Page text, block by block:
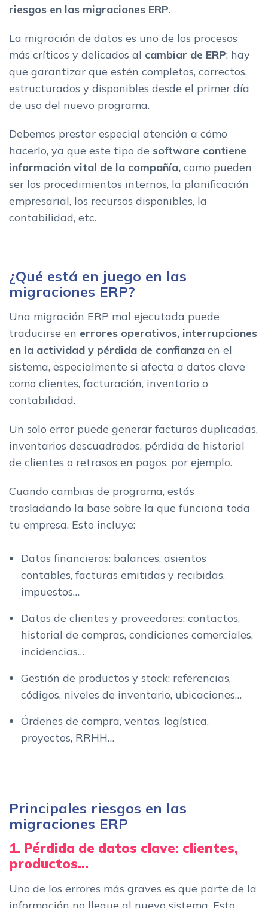
riesgos en las migraciones ERP.
La migración de datos es uno de los procesos
más críticos y delicados al cambiar de ERP; hay
que garantizar que estén completos, correctos,
estructurados y disponibles desde el primer día
de uso del nuevo programa.
Debemos prestar especial atención a cómo
hacerlo, ya que este tipo de software contiene
información vital de la compañía, como pueden
ser los procedimientos internos, la planificación
empresarial, los recursos disponibles, la
contabilidad, etc.
¿Qué está en juego en las
migraciones ERP?
Una migración ERP mal ejecutada puede
traducirse en errores operativos, interrupciones
en la actividad y pérdida de confianza en el
sistema, especialmente si afecta a datos clave
como clientes, facturación, inventario o
contabilidad.
Un solo error puede generar facturas duplicadas,
inventarios descuadrados, pérdida de historial
de clientes o retrasos en pagos, por ejemplo.
Cuando cambias de programa, estás
trasladando la base sobre la que funciona toda
tu empresa. Esto incluye:
Datos financieros: balances, asientos
contables, facturas emitidas y recibidas,
impuestos…
Datos de clientes y proveedores: contactos,
historial de compras, condiciones comerciales,
incidencias…
Gestión de productos y stock: referencias,
códigos, niveles de inventario, ubicaciones…
Órdenes de compra, ventas, logística,
proyectos, RRHH…
Principales riesgos en las
migraciones ERP
1. Pérdida de datos clave: clientes,
productos...
Uno de los errores más graves es que parte de la
información no llegue al nuevo sistema. Esto